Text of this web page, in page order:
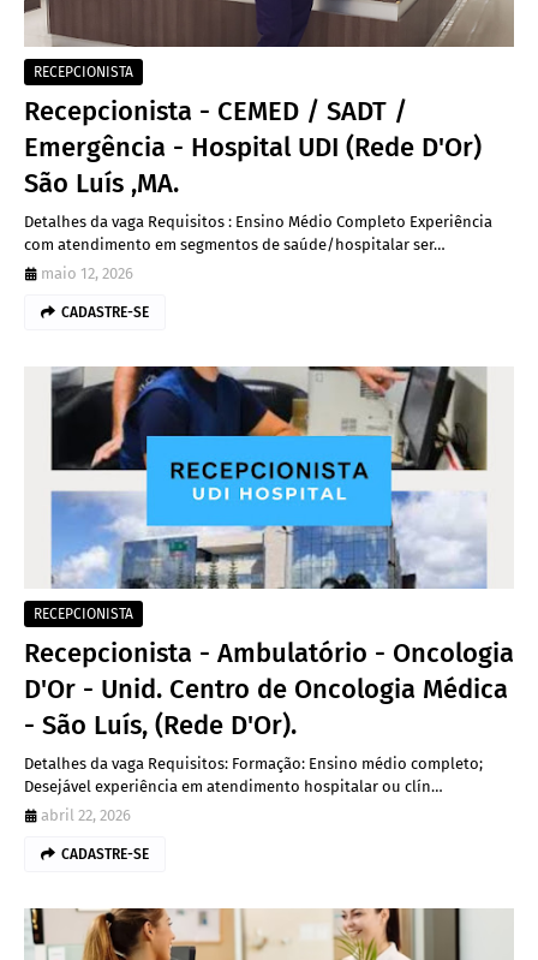
RECEPCIONISTA
Recepcionista - CEMED / SADT /
Emergência - Hospital UDI (Rede D'Or)
São Luís ,MA.
Detalhes da vaga Requisitos : Ensino Médio Completo Experiência
com atendimento em segmentos de saúde/hospitalar ser…
maio 12, 2026
CADASTRE-SE
RECEPCIONISTA
Recepcionista - Ambulatório - Oncologia
D'Or - Unid. Centro de Oncologia Médica
- São Luís, (Rede D'Or).
Detalhes da vaga Requisitos: Formação: Ensino médio completo;
Desejável experiência em atendimento hospitalar ou clín…
abril 22, 2026
CADASTRE-SE